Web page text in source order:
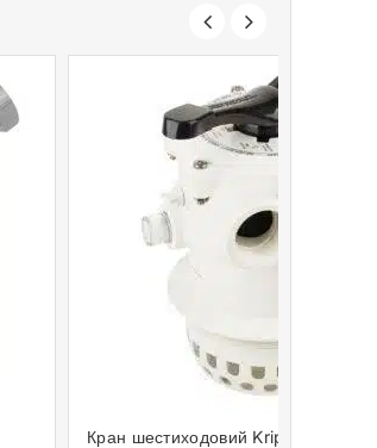
Кран шестиходовий Kripsol VK6T